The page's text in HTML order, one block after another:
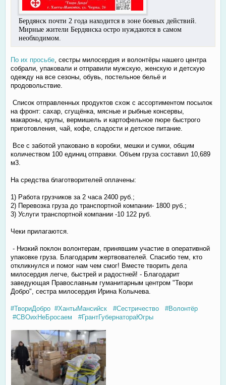
Бердянск почти 2 года находится в зоне боевых действий.
Мирные жители Бердянска остро нуждаются в самом
необходимом.
По их просьбе , сестры милосердия и волонтёры нашего центра
собрали, упаковали и отправили мужскую, женскую и детскую
одежду на все сезоны, обувь, постельное бельё и
продовольствие.
Список отправленных продуктов схож с ассортиментом посылок
на фронт: сахар, сгущёнка, мясные и рыбные консервы,
макароны, крупы, вермишель и картофельное пюре быстрого
приготовления, чай, кофе, сладости и детское питание.
Все с заботой упаковано в коробки, мешки и сумки, общим
количеством 100 единиц отправки. Объем груза составил 10,689
м3.
На средства благотворителей оплачены:
1) Работа грузчиков за 2 часа 2400 руб.;
2) Перевозка груза до транспортной компании- 1800 руб.;
3) Услуги транспортной компании -10 122 руб.
Чеки прилагаются.
- Низкий поклон волонтерам, принявшим участие в оперативной
упаковке груза. Благодарим жертвователей. Спасибо тем, кто
откликнулся и помог нам чем смог! Вместе творить дела
милосердия легче, быстрей и радостней! - Благодарит
заведующая Православным гуманитарным центром "Твори
Добро", сестра милосердия Ирина Колычева.
#ТвориДобро #ХантыМансийск #Сестричество
#Волонтëр
#СВОихНеБросаем
#ГрантГубернатораЮгры